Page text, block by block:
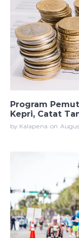
Program
Kepri, Catat
by Kalapena on